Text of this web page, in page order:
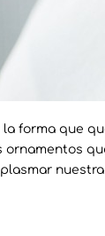
la forma que